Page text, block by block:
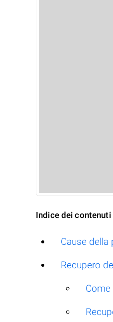
Indice dei contenuti
Cause della
Recupero